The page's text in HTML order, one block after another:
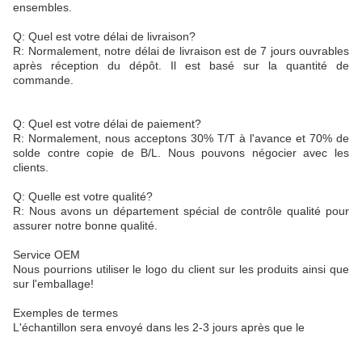
ensembles.
Q: Quel est votre délai de livraison?
R: Normalement, notre délai de livraison est de 7 jours ouvrables
après réception du dépôt. Il est basé sur la quantité de
commande.
Q: Quel est votre délai de paiement?
R: Normalement, nous acceptons 30% T/T à l'avance et 70% de
solde contre copie de B/L. Nous pouvons négocier avec les
clients.
Q: Quelle est votre qualité?
R: Nous avons un département spécial de contrôle qualité pour
assurer notre bonne qualité.
Service OEM
Nous pourrions utiliser le logo du client sur les produits ainsi que
sur l'emballage!
Exemples de termes
L'échantillon sera envoyé dans les 2-3 jours après que le